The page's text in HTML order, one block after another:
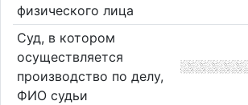
физического лица
Суд, в котором
осуществляется
производство по делу,
ФИО судьи